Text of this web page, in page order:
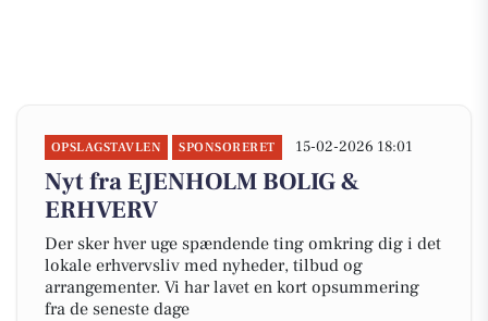
OPSLAGSTAVLEN SPONSORERET 15-02-2026 18:01
Nyt fra EJENHOLM BOLIG &
ERHVERV
Der sker hver uge spændende ting omkring dig i det
lokale erhvervsliv med nyheder, tilbud og
arrangementer. Vi har lavet en kort opsummering
fra de seneste dage